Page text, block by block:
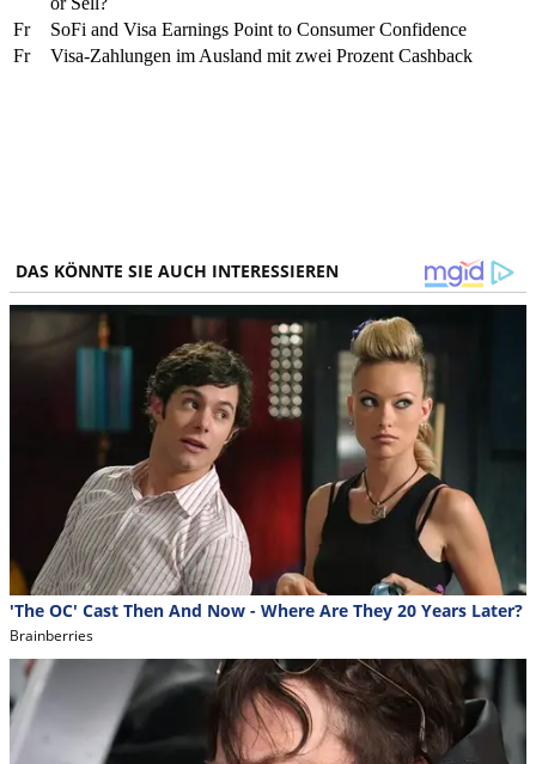
Fr
SoFi and Visa Earnings Point to Consumer Confidence
Fr
Visa-Zahlungen im Ausland mit zwei Prozent Cashback